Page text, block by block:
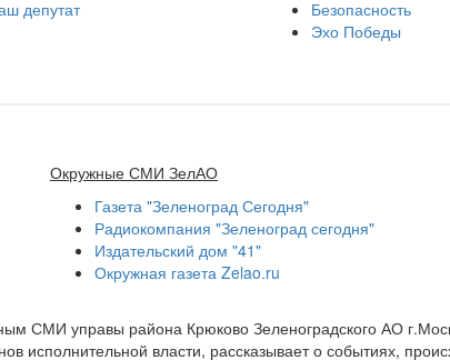
депутат
Безопасность
Эхо Победы
Окружные СМИ ЗелАО
Газета "Зеленоград Сегодня"
Радиокомпания "Зеленоград сегодня"
Издательский дом "41"
Окружная газета Zelao.ru
СМИ управы района Крюково Зеленоградского АО
исполнительной власти, рассказывает о событиях,